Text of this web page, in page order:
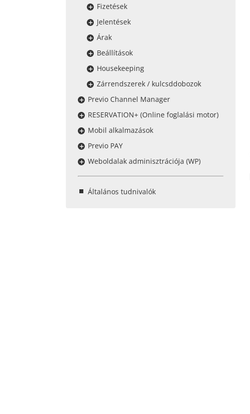
Fizetések
Jelentések
Árak
Beállítások
Housekeeping
Zárrendszerek / kulcsddobozok
Previo Channel Manager
RESERVATION+ (Online foglalási motor)
Mobil alkalmazások
Previo PAY
Weboldalak adminisztrációja (WP)
Általános tudnivalók